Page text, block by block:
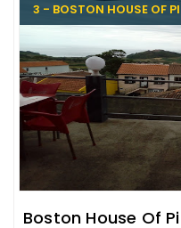
3 - BOSTON HOUSE OF
Boston House Of